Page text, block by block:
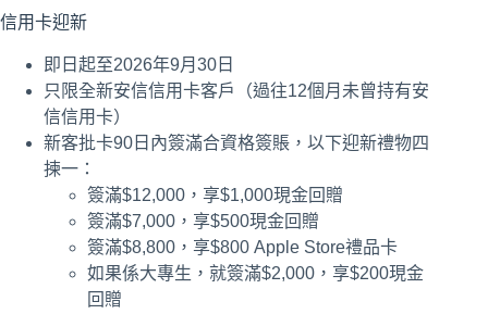
信用卡迎新
即日起至2026年9月30日
只限全新安信信用卡客戶（過往12個月未曾持有安
信信用卡）
新客批卡90日內簽滿合資格簽賬，以下迎新禮物四
揀一：
簽滿$12,000，享$1,000現金回贈
簽滿$7,000，享$500現金回贈
簽滿$8,800，享$800 Apple Store禮品卡
如果係大專生，就簽滿$2,000，享$200現金
回贈